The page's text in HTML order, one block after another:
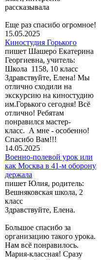
рассказывала
Еще раз спасибо огромное!
15.05.2025
Киностудия Горького
пишет Шашеро Екатерина
Георгиевна, учитель:
Школа 1158, 10 класс
Здравствуйте, Елена! Мы
отлично сходили на
экскурсию на киностудию
им.Горького сегодня! Всё
отлично! Ребятам
понравился мастер-
класс. А мне - особенно!
Спасибо Вам!!!
14.05.2025
Военно-полевой урок или
как Москва в 41-м оборону
держала
пишет Юлия, родитель:
Вешняковская школа, 2
класс
Здравствуйте, Елена.
Большое спасибо за
организацию такого урока.
Нам всё понравилось.
Мария-классная! Сразу